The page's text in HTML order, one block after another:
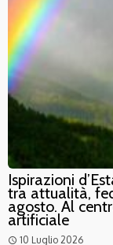
Ispirazioni
tra attualità,
agosto. Al
artificiale
access_time 10 Luglio 2026